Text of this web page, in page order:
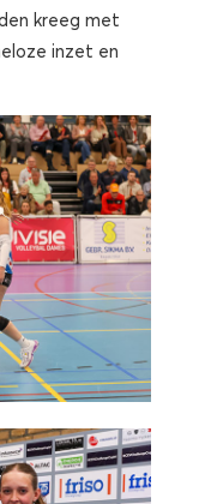
kreeg met
inzet en